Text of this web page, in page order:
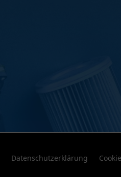
Datenschutzerklärung